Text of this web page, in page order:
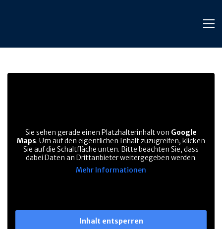
Sie sehen gerade einen Platzhalterinhalt von Google
Maps. Um auf den eigentlichen Inhalt zuzugreifen, klicken
Sie auf die Schaltfläche unten. Bitte beachten Sie, dass
dabei Daten an Drittanbieter weitergegeben werden.
Mehr Informationen
Inhalt entsperren